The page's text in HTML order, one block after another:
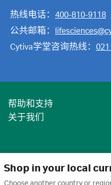
Shop in your local
热线电话： 400-810-9118
公共邮箱：
Cytiva学堂咨询热线：
帮助和支持
关于我们